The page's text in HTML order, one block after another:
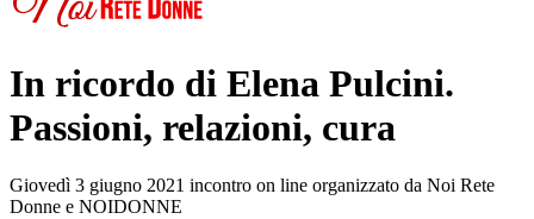
In ricordo di Elena Pulcini.
Passioni, relazioni, cura
Giovedì 3 giugno 2021 incontro on line organizzato da Noi Rete
Donne e NOIDONNE